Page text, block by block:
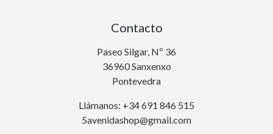
Contacto
Paseo Silgar, Nº 36
36960 Sanxenxo
Pontevedra
Llámanos: +34 691 846 515
5avenidashop@gmail.com